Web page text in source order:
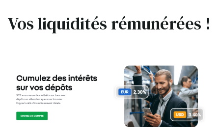
Vos liquidités rémunérées !